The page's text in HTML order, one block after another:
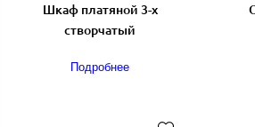
Шкаф платяной 3-х
створчатый
Подробнее